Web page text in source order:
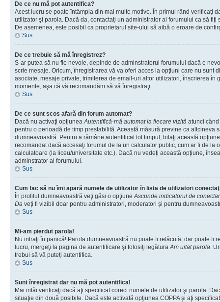
De ce nu mă pot autentifica?
Acest lucru se poate întâmpla din mai multe motive. În primul rând verificaţi
utilizator şi parola. Dacă da, contactaţi un administrator al forumului ca să fiţi
De asemenea, este posibil ca proprietarul site-ului să aibă o eroare de
Sus
De ce trebuie să mă înregistrez?
S-ar putea să nu fie nevoie, depinde de adminstratorul forumului dacă e
scrie mesaje. Oricum, înregistrarea vă va oferi acces la opţiuni care nu sunt
asociate, mesaje private, trimiterea de email-uri altor utilizatori, înscrierea în
momente, aşa că vă recomandăm să vă înregistraţi.
Sus
De ce sunt scos afară din forum automat?
Dacă nu activaţi opţiuneaAutentifică-mă automat la fiecare vizită atunci
pentru o perioadă de timp prestabilită. Această măsură previne ca altcineva
dumneavoastră. Pentru a rămâne autentificat tot timpul, bifaţi această
recomandat dacă accesaţi forumul de la un calculator public, cum ar fi de la
calculatoare (la liceu/universitate etc.). Dacă nu vedeţi această opţiune,
adminstrator al forumului.
Sus
Cum fac să nu îmi apară numele de utilizator în lista de utilizatori
În profilul dumneavoastră veţi găsi o opţiuneAscunde indicatorul de
Da veţi fi vizibil doar pentru administratori, moderatori şi pentru
Sus
Mi-am pierdut parola!
Nu intraţi în panică! Parola dumneavoastră nu poate fi refăcută, dar poate fi
lucru, mergeţi la pagina de autentificare şi folosiţi legăturaAm uitat parola.
trebui să vă puteţi autentifica.
Sus
Sunt înregistrat dar nu mă pot autentifica!
Mai intâi verificaţi dacă aţi specificat corect numele de utilizator şi parola.
situaţie din două posibile. Dacă este activată opţiunea COPPA şi aţi